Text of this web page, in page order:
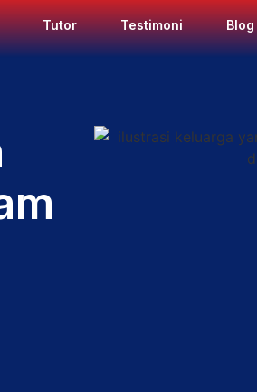
Tutor Testimoni Blog